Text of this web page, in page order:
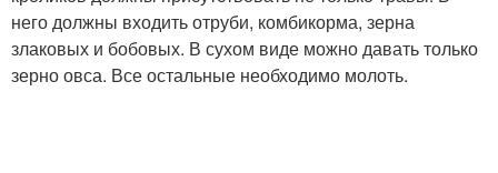
него должны входить отруби, комбикорма, зерна
злаковых и бобовых. В сухом виде можно давать только
зерно овса. Все остальные необходимо молоть.